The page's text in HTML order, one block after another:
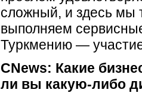
сложный, и здесь мы
выполняем
Туркмению —
CNews: Какие
ли вы какую-либо